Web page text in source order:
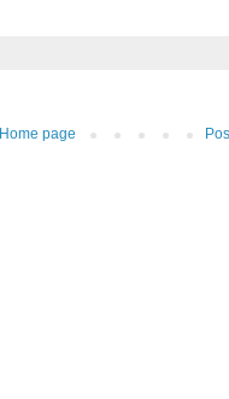
Home page